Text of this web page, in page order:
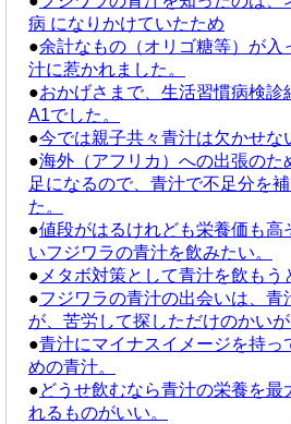
病 になりかけていたため
●余計なもの（オリゴ糖等）が入
汁に惹かれました。
●おかげさまで、生活習慣病検診
A1でした。
●今では親子共々青汁は欠かせな
●海外（アフリカ）への出張のた
足になるので、青汁で不足分を
た。
●値段がはるけれども栄養価も高
いフジワラの青汁を飲みたい。
● メタボ対策として青汁を飲もう
●フジワラの青汁の出会いは、青
が、苦労して探しただけのかいが
●青汁にマイナスイメージを持っ
めの青汁。
●どうせ飲むなら青汁の栄養を最
れるものがいい。